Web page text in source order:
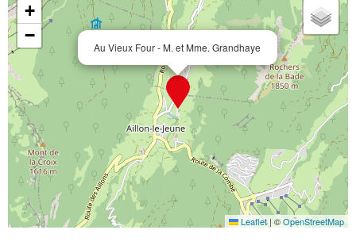
Au Vieux Four - M. et Mme. Grandhaye
+
−
Leaflet |©OpenStreetMap